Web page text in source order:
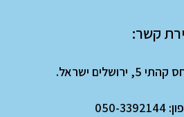
קשר:
5, ירושלים ישראל.
050-3392144